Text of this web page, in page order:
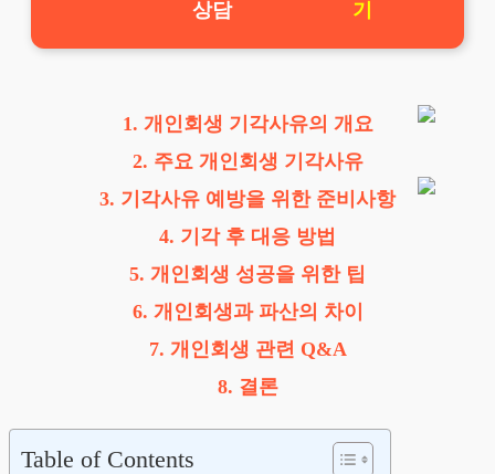
상담
기
1. 개인회생 기각사유의 개요
2. 주요 개인회생 기각사유
3. 기각사유 예방을 위한 준비사항
4. 기각 후 대응 방법
5. 개인회생 성공을 위한 팁
6. 개인회생과 파산의 차이
7. 개인회생 관련 Q&A
8. 결론
Table of Contents